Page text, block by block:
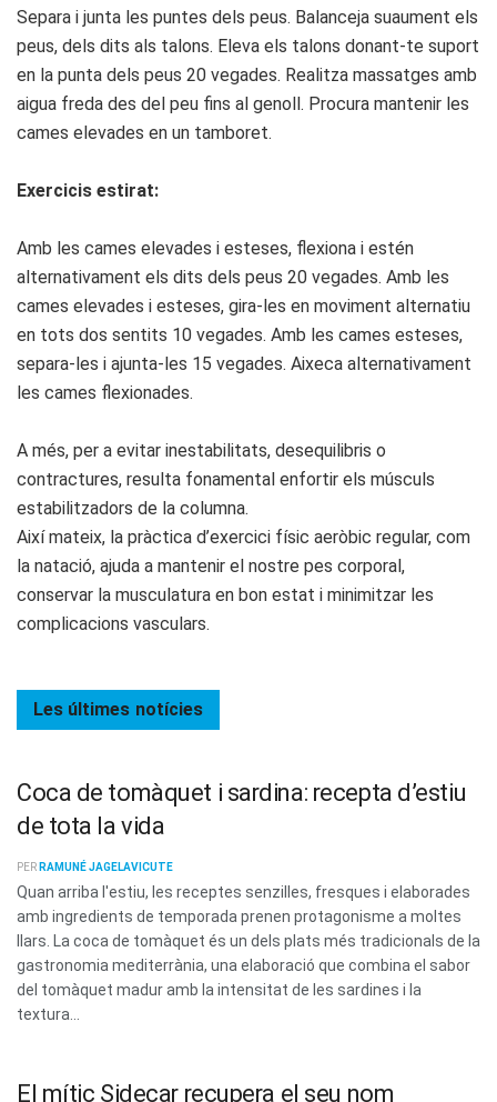
Separa i junta les puntes dels peus. Balanceja suaument els
peus, dels dits als talons. Eleva els talons donant-te suport
en la punta dels peus 20 vegades. Realitza massatges amb
aigua freda des del peu fins al genoll. Procura mantenir les
cames elevades en un tamboret.
Exercicis estirat:
Amb les cames elevades i esteses, flexiona i estén
alternativament els dits dels peus 20 vegades. Amb les
cames elevades i esteses, gira-les en moviment alternatiu
en tots dos sentits 10 vegades. Amb les cames esteses,
separa-les i ajunta-les 15 vegades. Aixeca alternativament
les cames flexionades.
A més, per a evitar inestabilitats, desequilibris o
contractures, resulta fonamental enfortir els músculs
estabilitzadors de la columna.
Així mateix, la pràctica d’exercici físic aeròbic regular, com
la natació, ajuda a mantenir el nostre pes corporal,
conservar la musculatura en bon estat i minimitzar les
complicacions vasculars.
Les últimes notícies
Coca de tomàquet i sardina: recepta d’estiu
de tota la vida
PER RAMUNÉ JAGELAVICUTE
Quan arriba l'estiu, les receptes senzilles, fresques i elaborades
amb ingredients de temporada prenen protagonisme a moltes
llars. La coca de tomàquet és un dels plats més tradicionals de la
gastronomia mediterrània, una elaboració que combina el sabor
del tomàquet madur amb la intensitat de les sardines i la
textura...
El mític Sidecar recupera el seu nom